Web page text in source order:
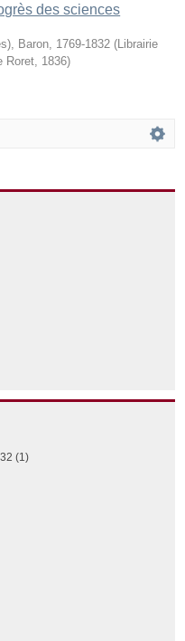
des sciences
Baron, 1769-1832 ( Librairie
Roret 1836)
(1)